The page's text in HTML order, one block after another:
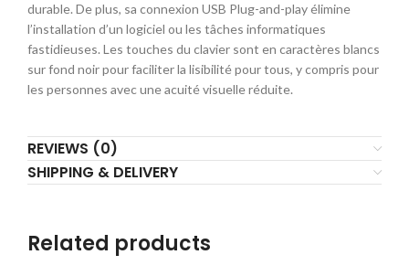
durable. De plus, sa connexion USB Plug-and-play élimine
l’installation d’un logiciel ou les tâches informatiques
fastidieuses. Les touches du clavier sont en caractères blancs
sur fond noir pour faciliter la lisibilité pour tous, y compris pour
les personnes avec une acuité visuelle réduite.
REVIEWS (0)
SHIPPING & DELIVERY
Related products